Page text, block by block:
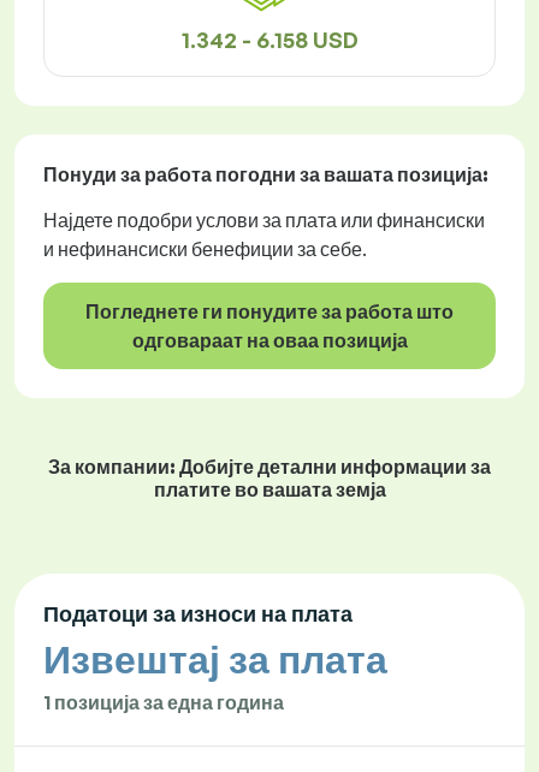
1.342 - 6.158 USD
Понуди за работа погодни за вашата позиција:
Најдете подобри услови за плата или финансиски
и нефинансиски бенефиции за себе.
Погледнете ги понудите за работа што
одговараат на оваа позиција
За компании: Добијте детални информации за
платите во вашата земја
Податоци за износи на плата
Извештај за плата
1 позиција за една година